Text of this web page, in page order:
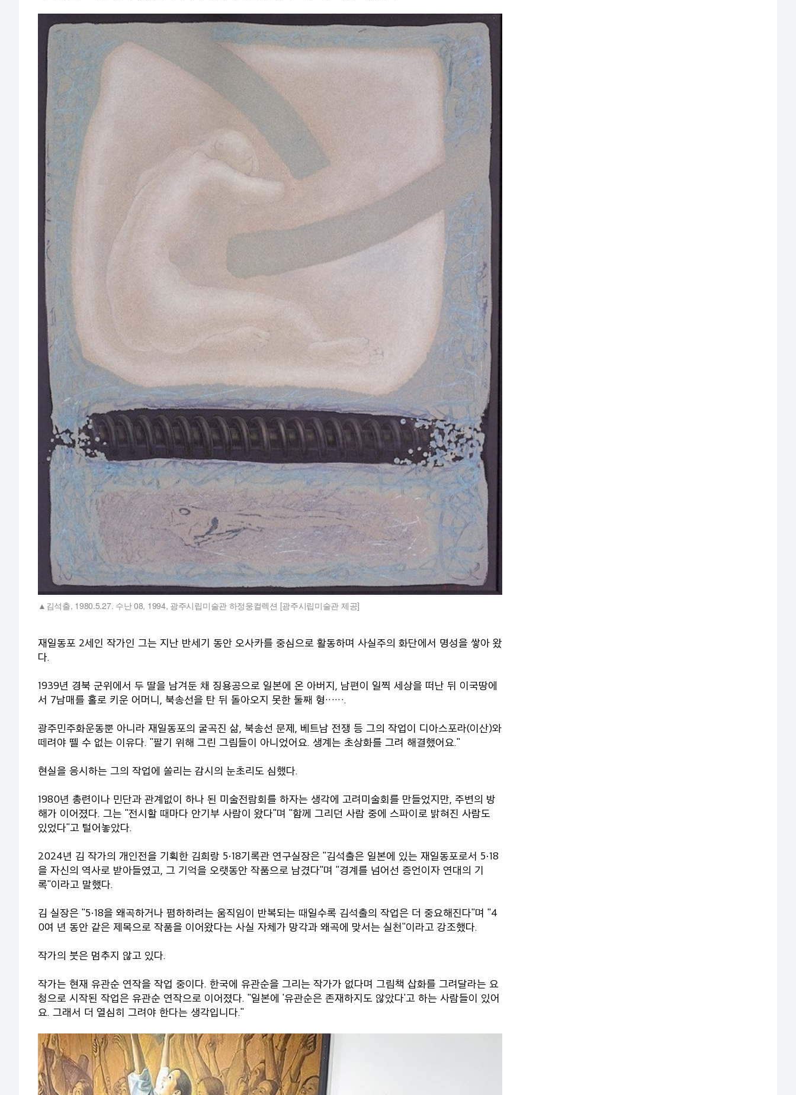
김석출, 1980.5.27. 수난 08, 1994, 광주시립미술관 하정웅컬렉션 [광주시립미술관 제공]
재일동포 2세인 작가인 그는 지난 반세기 동안 오사카를 중심으로 활동하며 사실주의 화단에서 명성을 쌓아 왔
다.
1939년 경북 군위에서 두 딸을 남겨둔 채 징용공으로 일본에 온 아버지, 남편이 일찍 세상을 떠난 뒤 이국땅에
서 7남매를 홀로 키운 어머니, 북송선을 탄 뒤 돌아오지 못한 둘째 형…….
광주민주화운동뿐 아니라 재일동포의 굴곡진 삶, 북송선 문제, 베트남 전쟁 등 그의 작업이 디아스포라(이산)와
떼려야 뗄 수 없는 이유다. "팔기 위해 그린 그림들이 아니었어요. 생계는 초상화를 그려 해결했어요."
현실을 응시하는 그의 작업에 쏠리는 감시의 눈초리도 심했다.
1980년 총련이나 민단과 관계없이 하나 된 미술전람회를 하자는 생각에 고려미술회를 만들었지만, 주변의 방
해가 이어졌다. 그는 "전시할 때마다 안기부 사람이 왔다"며 "함께 그리던 사람 중에 스파이로 밝혀진 사람도
있었다"고 털어놓았다.
2024년 김 작가의 개인전을 기획한 김희랑 5·18기록관 연구실장은 "김석출은 일본에 있는 재일동포로서 5·18
을 자신의 역사로 받아들였고, 그 기억을 오랫동안 작품으로 남겼다"며 "경계를 넘어선 증언이자 연대의 기
록"이라고 말했다.
김 실장은 "5·18을 왜곡하거나 폄하하려는 움직임이 반복되는 때일수록 김석출의 작업은 더 중요해진다"며 "4
0여 년 동안 같은 제목으로 작품을 이어왔다는 사실 자체가 망각과 왜곡에 맞서는 실천"이라고 강조했다.
작가의 붓은 멈추지 않고 있다.
작가는 현재 유관순 연작을 작업 중이다. 한국에 유관순을 그리는 작가가 없다며 그림책 삽화를 그려달라는 요
청으로 시작된 작업은 유관순 연작으로 이어졌다. "일본에 '유관순은 존재하지도 않았다'고 하는 사람들이 있어
요. 그래서 더 열심히 그려야 한다는 생각입니다."